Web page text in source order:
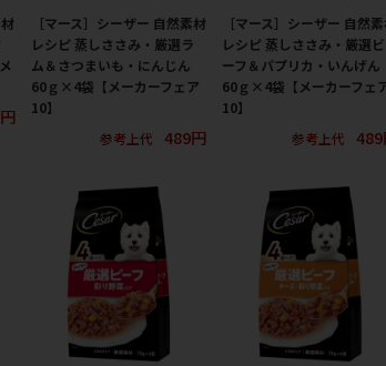
［マース］シーザー 自然素材
レシピ 蒸しささみ・厳選ラ
ム＆さつまいも・にんじん
60ｇ×4袋【メーカーフェア
10】
参考上代
489円
［マース］シーザー 自然
レシピ 蒸しささみ・厳選ビ
ーフ＆パプリカ・いんげん
60ｇ×4袋【メーカーフェ
10】
参考上代